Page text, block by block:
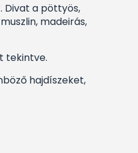
Divat a pöttyös,
madeirás,
tekintve.
hajdíszeket,